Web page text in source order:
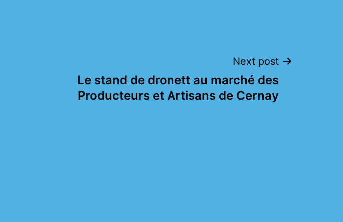
Next post
Le stand de dronett au marché des
Producteurs et Artisans de Cernay